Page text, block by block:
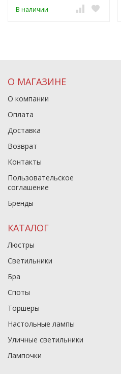
В наличии
О МАГАЗИНЕ
О компании
Оплата
Доставка
Возврат
Контакты
Пользовательское
соглашение
Бренды
КАТАЛОГ
Люстры
Светильники
Бра
Споты
Торшеры
Настольные лампы
Уличные светильники
Лампочки